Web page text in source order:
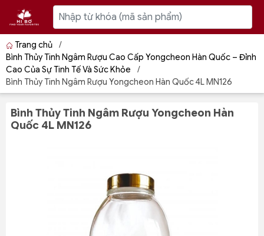
Trang chủ
/
Bình Thủy Tinh Ngâm Rượu Cao Cấp Yongcheon Hàn Quốc – Đỉnh
Cao Của Sự Tinh Tế Và Sức Khỏe
/
Bình Thủy Tinh Ngâm Rượu Yongcheon Hàn Quốc 4L MN126
Bình Thủy Tinh Ngâm Rượu Yongcheon Hàn
Quốc 4L MN126